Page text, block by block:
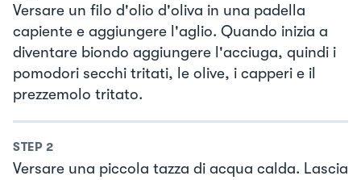
Versare un filo d'olio d'oliva in una padella
capiente e aggiungere l'aglio. Quando inizia a
diventare biondo aggiungere l'acciuga, quindi i
pomodori secchi tritati, le olive, i capperi e il
prezzemolo tritato.
STEP 2
Versare una piccola tazza di acqua calda. Lascia